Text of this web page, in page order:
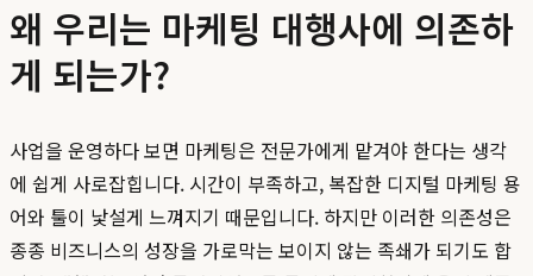
왜 우리는 마케팅 대행사에 의존하
게 되는가?
사업을 운영하다 보면 마케팅은 전문가에게 맡겨야 한다는 생각
에 쉽게 사로잡힙니다. 시간이 부족하고, 복잡한 디지털 마케팅 용
어와 툴이 낯설게 느껴지기 때문입니다. 하지만 이러한 의존성은
종종 비즈니스의 성장을 가로막는 보이지 않는 족쇄가 되기도 합